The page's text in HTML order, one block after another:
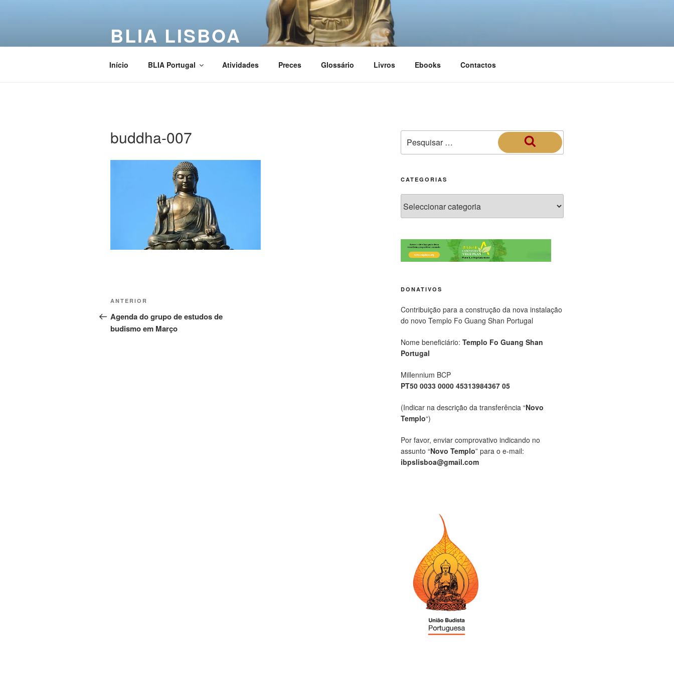
BLIA LISBOA
Início BLIA Portugal Atividades Preces Glossário Livros Ebooks Contactos
buddha-007
ANTERIOR
Agenda do grupo de estudos de
budismo em Março
CATEGORIAS
DONATIVOS
Contribuição para a construção da nova instalação
do novo Templo Fo Guang Shan Portugal
Nome beneficiário: Templo Fo Guang Shan
Portugal
Millennium BCP
PT50 0033 0000 45313984367 05
(Indicar na descrição da transferência “Novo
Templo“)
Por favor, enviar comprovativo indicando no
assunto “Novo Templo” para o e-mail:
ibpslisboa@gmail.com